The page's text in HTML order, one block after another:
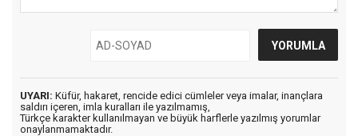
UYARI: Küfür, hakaret, rencide edici cümleler veya imalar, inançlara
saldırı içeren, imla kuralları ile yazılmamış,
Türkçe karakter kullanılmayan ve büyük harflerle yazılmış yorumlar
onaylanmamaktadır.